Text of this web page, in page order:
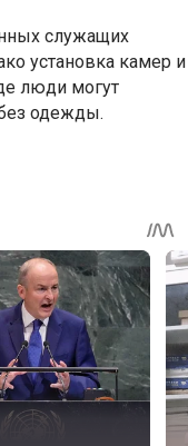
служащих
установка камер и
люди могут
одежды.